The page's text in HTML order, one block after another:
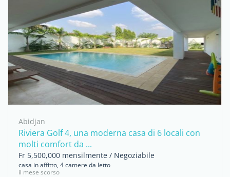
Abidjan
Riviera Golf 4, una moderna casa di 6 locali con
molti comfort da ...
Fr 5,500,000 mensilmente / Negoziabile
casa in affitto, 4 camere da letto
il mese scorso